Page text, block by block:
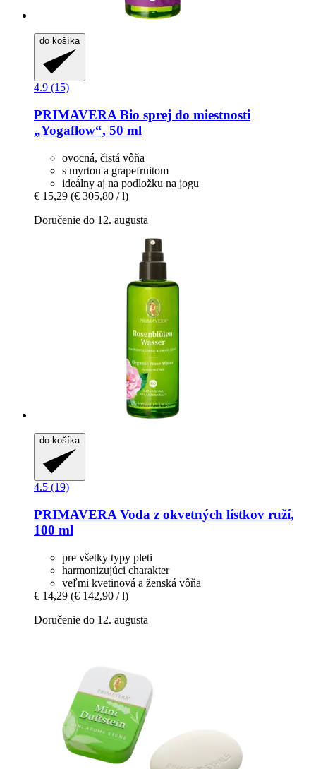
do košíka
4.9 (15)
PRIMAVERA Bio sprej do miestnosti
„Yogaflow“, 50 ml
ovocná, čistá vôňa
s myrtou a grapefruitom
ideálny aj na podložku na jogu
€ 15,29 (€ 305,80 / l)
Doručenie do 12. augusta
do košíka
4.5 (19)
PRIMAVERA Voda z okvetných lístkov ruží,
100 ml
pre všetky typy pleti
harmonizujúci charakter
veľmi kvetinová a ženská vôňa
€ 14,29 (€ 142,90 / l)
Doručenie do 12. augusta